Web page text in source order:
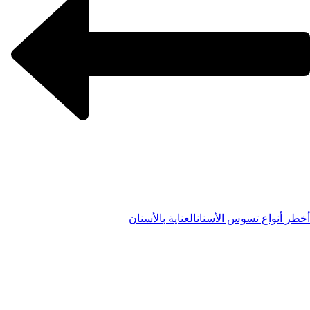
أخطر أنواع تسوس الأسنانالعناية بالأسنان